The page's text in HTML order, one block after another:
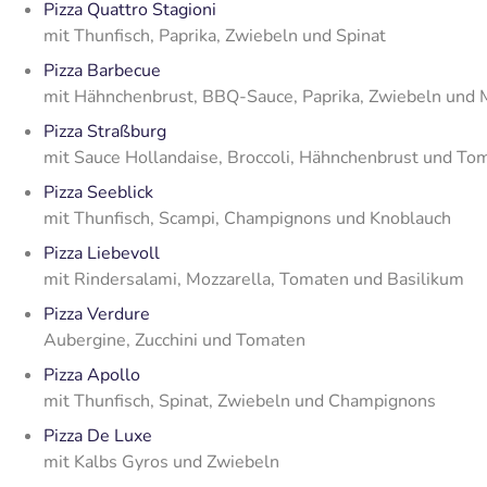
Pizza Quattro Stagioni
mit Thunfisch, Paprika, Zwiebeln und Spinat
Pizza Barbecue
mit Hähnchenbrust, BBQ-Sauce, Paprika, Zwiebeln und
Pizza Straßburg
mit Sauce Hollandaise, Broccoli, Hähnchenbrust und
Pizza Seeblick
mit Thunfisch, Scampi, Champignons und Knoblauch
Pizza Liebevoll
mit Rindersalami, Mozzarella, Tomaten und Basilikum
Pizza Verdure
Aubergine, Zucchini und Tomaten
Pizza Apollo
mit Thunfisch, Spinat, Zwiebeln und Champignons
Pizza De Luxe
mit Kalbs Gyros und Zwiebeln